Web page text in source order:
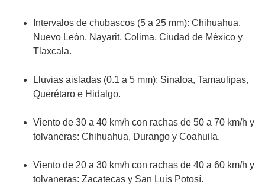
Intervalos de chubascos (5 a 25 mm): Chihuahua,
Nuevo León, Nayarit, Colima, Ciudad de México y
Tlaxcala.
Lluvias aisladas (0.1 a 5 mm): Sinaloa, Tamaulipas,
Querétaro e Hidalgo.
Viento de 30 a 40 km/h con rachas de 50 a 70 km/h y
tolvaneras: Chihuahua, Durango y Coahuila.
Viento de 20 a 30 km/h con rachas de 40 a 60 km/h y
tolvaneras: Zacatecas y San Luis Potosí.